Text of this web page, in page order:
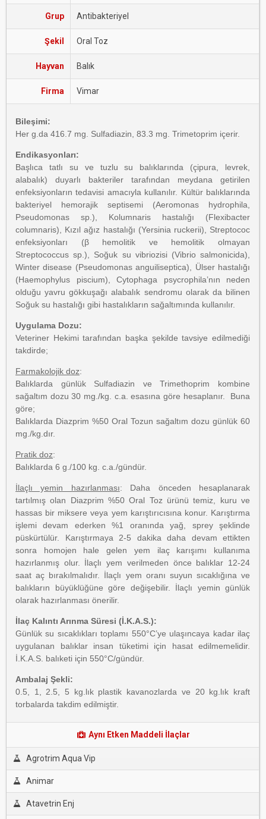
Grup Antibakteriyel
Şekil Oral Toz
Hayvan Balık
Firma Vimar
Bileşimi:
Her g.da 416.7 mg. Sulfadiazin, 83.3 mg. Trimetoprim içerir.
Endikasyonları:
Başlıca tatlı su ve tuzlu su balıklarında (çipura, levrek,
alabalık) duyarlı bakteriler tarafından meydana getirilen
enfeksiyonların tedavisi amacıyla kullanılır. Kültür balıklarında
bakteriyel hemorajik septisemi (Aeromonas hydrophila,
Pseudomonas sp.), Kolumnaris hastalığı (Flexibacter
columnaris), Kızıl ağız hastalığı (Yersinia ruckerii), Streptococ
enfeksiyonları (β hemolitik ve hemolitik olmayan
Streptococcus sp.), Soğuk su vibriozisi (Vibrio salmonicida),
Winter disease (Pseudomonas anguiliseptica), Ülser hastalığı
(Haemophylus piscium), Cytophaga psycrophila’nın neden
olduğu yavru gökkuşağı alabalık sendromu olarak da bilinen
Soğuk su hastalığı gibi hastalıkların sağaltımında kullanılır.
Uygulama Dozu:
Veteriner Hekimi tarafından başka şekilde tavsiye edilmediği
takdirde;
Farmakolojik doz:
Balıklarda günlük Sulfadiazin ve Trimethoprim kombine
sağaltım dozu 30 mg./kg. c.a. esasına göre hesaplanır. Buna
göre;
Balıklarda Diazprim %50 Oral Tozun sağaltım dozu günlük 60
mg./kg.dır.
Pratik doz:
Balıklarda 6 g./100 kg. c.a./gündür.
İlaçlı yemin hazırlanması: Daha önceden hesaplanarak
tartılmış olan Diazprim %50 Oral Toz ürünü temiz, kuru ve
hassas bir miksere veya yem karıştırıcısına konur. Karıştırma
işlemi devam ederken %1 oranında yağ, sprey şeklinde
püskürtülür. Karıştırmaya 2-5 dakika daha devam ettikten
sonra homojen hale gelen yem ilaç karışımı kullanıma
hazırlanmış olur. İlaçlı yem verilmeden önce balıklar 12-24
saat aç bırakılmalıdır. İlaçlı yem oranı suyun sıcaklığına ve
balıkların büyüklüğüne göre değişebilir. İlaçlı yemin günlük
olarak hazırlanması önerilir.
İlaç Kalıntı Arınma Süresi (İ.K.A.S.):
Günlük su sıcaklıkları toplamı 550°C’ye ulaşıncaya kadar ilaç
uygulanan balıklar insan tüketimi için hasat edilmemelidir.
İ.K.A.S. balıketi için 550°C/gündür.
Ambalaj Şekli:
0.5, 1, 2.5, 5 kg.lık plastik kavanozlarda ve 20 kg.lık kraft
torbalarda takdim edilmiştir.
Aynı Etken Maddeli İlaçlar
Agrotrim Aqua Vip
Animar
Atavetrin Enj